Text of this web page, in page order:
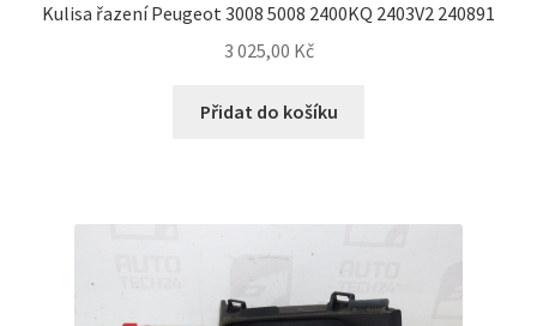
Kulisa řazení Peugeot 3008 5008 2400KQ 2403V2 240891
3 025,00 Kč
Přidat do košíku